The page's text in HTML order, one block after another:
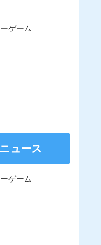
ゲーム
ュース
ゲーム